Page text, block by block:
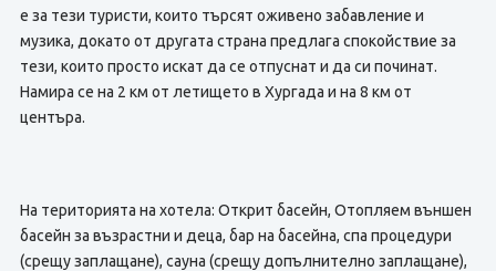
е за тези туристи, които търсят оживено забавление и
музика, докато от другата страна предлага спокойствие за
тези, които просто искат да се отпуснат и да си починат.
Намира се на 2 км от летището в Хургада и на 8 км от
центъра.
На територията на хотела: Открит басейн, Отопляем външен
басейн за възрастни и деца, бар на басейна, спа процедури
(срещу заплащане), сауна (срещу допълнително заплащане),